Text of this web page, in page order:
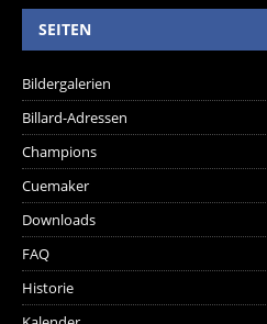
SEITEN
Bildergalerien
Billard-Adressen
Champions
Cuemaker
Downloads
FAQ
Historie